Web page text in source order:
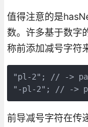
值得注意的是
数。许多基于数字
称前添加减号字符
"pl-2"; // ->
"-pl-2"; // ->
前导减号字符在传